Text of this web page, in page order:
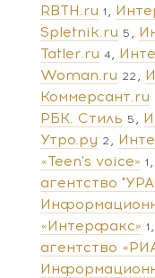
RBTH.ru 1
Spletnik.ru 5
Tatler.ru 4
Woman.ru 22
Коммерсант.ru
РБК. Стиль 5
Утро.ру 2
«Teen's voice» 1
агентство
«Интерфакс» 1
агентство